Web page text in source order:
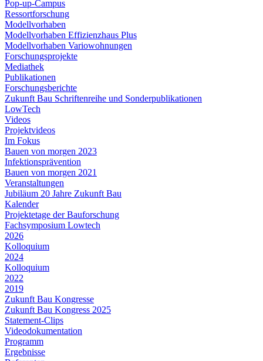
Pop-up-Campus
Ressortforschung
Modellvorhaben
Modellvorhaben Effizienzhaus Plus
Modellvorhaben Variowohnungen
Forschungsprojekte
Mediathek
Publikationen
Forschungsberichte
Zukunft Bau Schriftenreihe und Sonderpublikationen
LowTech
Videos
Projektvideos
Im Fokus
Bauen von morgen 2023
Infektionsprävention
Bauen von morgen 2021
Veranstaltungen
Jubiläum 20 Jahre Zukunft Bau
Kalender
Projektetage der Bauforschung
Fachsymposium Lowtech
2026
Kolloquium
2024
Kolloquium
2022
2019
Zukunft Bau Kongresse
Zukunft Bau Kongress 2025
Statement-Clips
Videodokumentation
Programm
Ergebnisse